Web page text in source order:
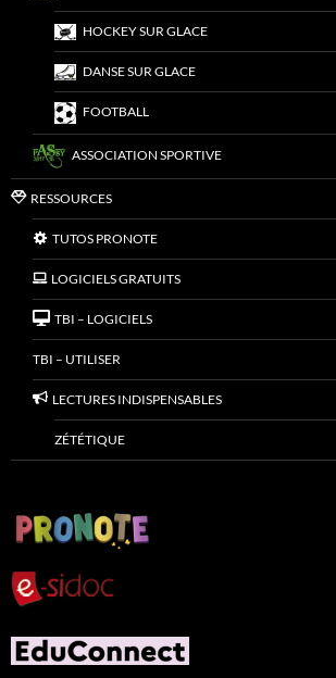
HOCKEY SUR GLACE
DANSE SUR GLACE
FOOTBALL
ASSOCIATION SPORTIVE
RESSOURCES
TUTOS PRONOTE
LOGICIELS GRATUITS
TBI – LOGICIELS
TBI – UTILISER
LECTURES INDISPENSABLES
ZÉTÉTIQUE